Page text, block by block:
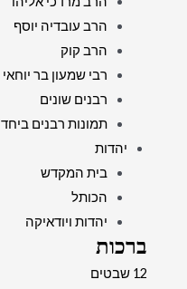
הרב עובדיה יוסף
הרב קוק
רבי שמעון בר יוחאי
רבנים שונים
תמונות רבנים ביחד
יהדות
בית המקדש
הכותל
יהדות ויודאיקה
ברכות
12 שבטים